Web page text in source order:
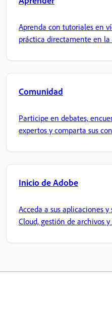
Aprenda con tutoriales en
práctica directamente en la
Comunidad
Participe en debates,
expertos y comparta sus
Inicio de Adobe
Acceda a sus aplicaciones
Cloud, gestión de archivos